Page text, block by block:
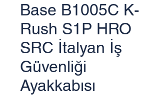
Base B1005C K-
Rush S1P HRO
SRC İtalyan İş
Güvenliği
Ayakkabısı